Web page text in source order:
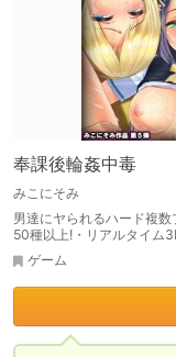
奉課後輪姦中毒
みこにそみ
男達にヤられるハード複
50種以上!・リアルタイム
ゲーム